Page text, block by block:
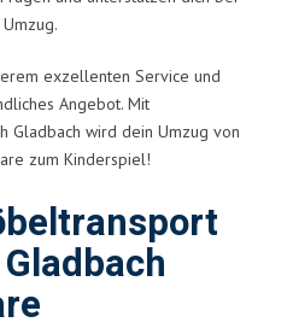
exzellenten Service und
Angebot. Mit
Gladbach wird dein Umzug von
zum Kinderspiel!